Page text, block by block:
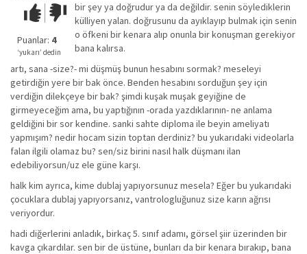
Çok iyi!O
kadar
iyi
değil!
Puanlar: 4
‘yukarı’ dedin
bir şey ya doğrudur ya da değildir. senin söylediklerin
külliyen yalan. doğrusunu da ayıklayıp bulmak için senin
o öfkeni bir kenara alıp onunla bir konuşman gerekiyor
bana kalırsa.
artı, sana -size?- mi düşmüş bunun hesabını sormak? meseleyi
getirdiğin yere bir bak önce. Benden hesabını sorduğun şey için
verdiğin dilekçeye bir bak? şimdi kuşak muşak geyiğine de
girmeyeceğim ama, bu yaptığının -orada yazdıklarının- ne anlama
geldiğini bir sor kendine. sanki sahte diploma ile beyin ameliyatı
yapmışım? nedir hocam sizin toptan derdiniz? bu yukarıdaki videolarla
falan ilgili olamaz bu? sen/siz birini nasıl halk düşmanı ilan
edebiliyorsun/uz ele güne karşı.
halk kim ayrıca, kime dublaj yapıyorsunuz mesela? Eğer bu yukarıdaki
çocuklara dublaj yapıyorsanız, vantrologluğunuz size karın ağrısı
veriyordur.
hadi diğerlerini anladık, birkaç 5. sınıf adamı, görsel şiir üzerinden bir
kavga çıkardılar. sen bir de üstüne, bunları da bir kenara bırakıp, bana